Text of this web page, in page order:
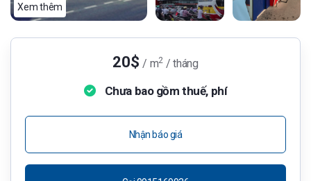
Xem thêm
20$ / m2 / tháng
Chưa bao gồm thuế, phí
Nhận báo giá